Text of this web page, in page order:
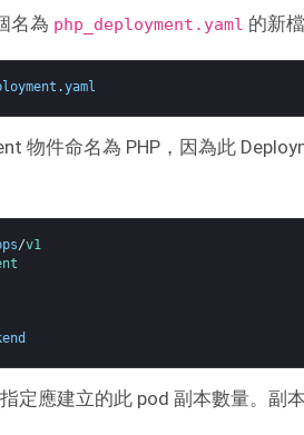
名為 php_deployment.yaml 的新
.yaml
物件命名為 PHP，因為此
/v1
定應建立的此 pod 副本數量。副